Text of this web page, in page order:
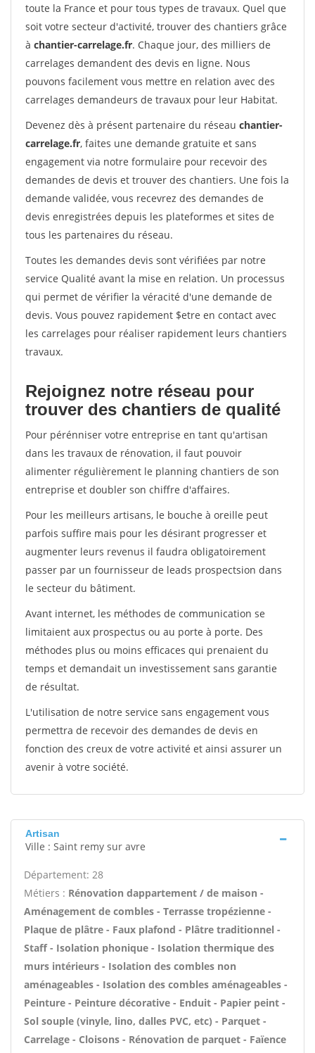
toute la France et pour tous types de travaux. Quel que
soit votre secteur d'activité, trouver des chantiers grâce
à chantier-carrelage.fr. Chaque jour, des milliers de
carrelages demandent des devis en ligne. Nous
pouvons facilement vous mettre en relation avec des
carrelages demandeurs de travaux pour leur Habitat.
Devenez dès à présent partenaire du réseau chantier-
carrelage.fr, faites une demande gratuite et sans
engagement via notre formulaire pour recevoir des
demandes de devis et trouver des chantiers. Une fois la
demande validée, vous recevrez des demandes de
devis enregistrées depuis les plateformes et sites de
tous les partenaires du réseau.
Toutes les demandes devis sont vérifiées par notre
service Qualité avant la mise en relation. Un processus
qui permet de vérifier la véracité d'une demande de
devis. Vous pouvez rapidement $etre en contact avec
les carrelages pour réaliser rapidement leurs chantiers
travaux.
Rejoignez notre réseau pour
trouver des chantiers de qualité
Pour pérénniser votre entreprise en tant qu'artisan
dans les travaux de rénovation, il faut pouvoir
alimenter régulièrement le planning chantiers de son
entreprise et doubler son chiffre d'affaires.
Pour les meilleurs artisans, le bouche à oreille peut
parfois suffire mais pour les désirant progresser et
augmenter leurs revenus il faudra obligatoirement
passer par un fournisseur de leads prospectsion dans
le secteur du bâtiment.
Avant internet, les méthodes de communication se
limitaient aux prospectus ou au porte à porte. Des
méthodes plus ou moins efficaces qui prenaient du
temps et demandait un investissement sans garantie
de résultat.
L'utilisation de notre service sans engagement vous
permettra de recevoir des demandes de devis en
fonction des creux de votre activité et ainsi assurer un
avenir à votre société.
Artisan
Ville : Saint remy sur avre
Département: 28
Métiers : Rénovation dappartement / de maison -
Aménagement de combles - Terrasse tropézienne -
Plaque de plâtre - Faux plafond - Plâtre traditionnel -
Staff - Isolation phonique - Isolation thermique des
murs intérieurs - Isolation des combles non
aménageables - Isolation des combles aménageables -
Peinture - Peinture décorative - Enduit - Papier peint -
Sol souple (vinyle, lino, dalles PVC, etc) - Parquet -
Carrelage - Cloisons - Rénovation de parquet - Faïence